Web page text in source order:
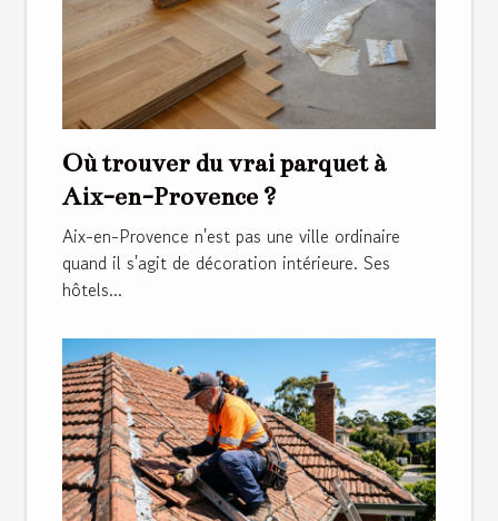
Où trouver du vrai parquet à
Aix-en-Provence ?
Aix-en-Provence n'est pas une ville ordinaire
quand il s'agit de décoration intérieure. Ses
hôtels...